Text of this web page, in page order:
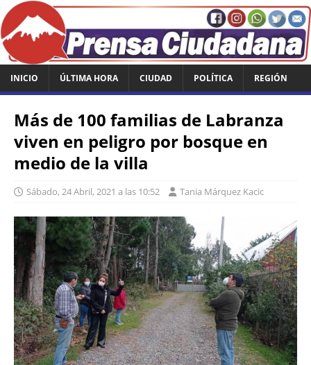
INICIO ÚLTIMA HORA CIUDAD POLÍTICA REGIÓN
Más de 100 familias de Labranza
viven en peligro por bosque en
medio de la villa
Sábado, 24 Abril, 2021 a las 10:52 Tania Márquez Kacic